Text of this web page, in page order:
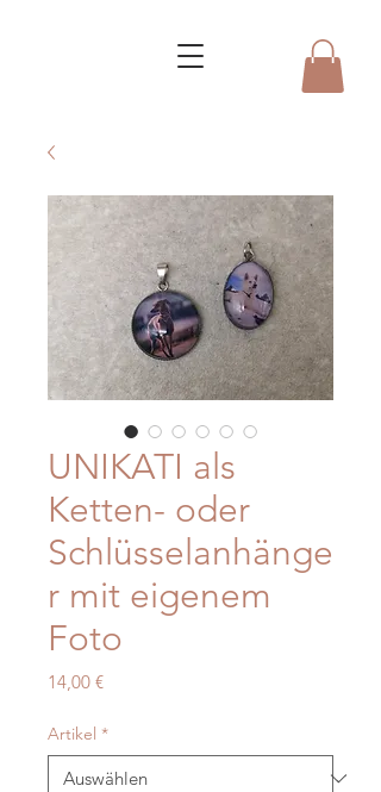
UNIKATI als
Ketten- oder
Schlüsselanhänge
r mit eigenem
Foto
14,00 €Preis
Artikel *